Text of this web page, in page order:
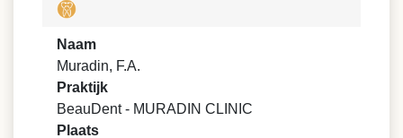
Naam
Muradin, F.A.
Praktijk
BeauDent - MURADIN CLINIC
Plaats